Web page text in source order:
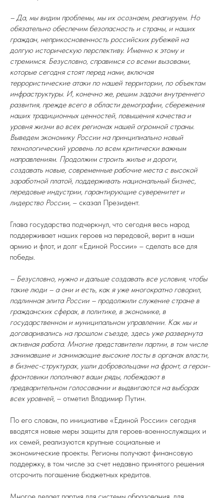
– Да, мы видим проблемы, мы их осознаем, реагируем. Но
обязательно обеспечим безопасность и страны, и наших
граждан, неприкосновенность российских рубежей на
долгую историческую перспективу. Именно к этому и
стремимся. Безусловно, справимся со всеми вызовами,
которые сегодня стоят перед нами, включая
террористические атаки по нашей территории, по объектам
инфраструктуры. И, конечно же, решим задачи внутреннего
развития, прежде всего в области демографии, сбережения
наших традиционных ценностей, повышения качества и
уровня жизни во всех регионах нашей огромной страны.
Выведем экономику России на принципиально новый
технологический уровень по всем критически важным
направлениям. Продолжим строить жилье и дороги,
создавать новые, современные рабочие места с высокой
заработной платой, поддерживать национальный бизнес,
передовые индустрии, гарантирующие суверенитет и
лидерство России, – сказал Президент.
Глава государства подчеркнул, что сегодня весь народ
поддерживает наших героев на передовой, верит в наши
армию и флот, и долг «Единой России» – сделать все для
победы.
– Безусловно, нужно и дальше создавать все условия, чтобы
такие люди – а они и есть, как я уже многократно говорил,
подлинная элита России – продолжили служение стране в
гражданских сферах, в политике, в экономике, в
государственном и муниципальном управлении. Как мы и
договаривались на прошлом съезде, здесь уже развернута
активная работа. Многие представители партии, в том числе
занимавшие и занимающие высокие посты в органах власти,
в бизнес-структурах, ушли добровольцами на фронт, а герои-
фронтовики пополняют ваши ряды, побеждают в
предварительном голосовании и выдвигаются на выборах
всех уровней, – отметил Владимир Путин.
По его словам, по инициативе «Единой России» сегодня
вводятся новые меры защиты для героев-военнослужащих и
их семей, реализуются крупные социальные и
экономические проекты. Регионы получают финансовую
поддержку, в том числе за счет недавно принятого решения
отсрочить погашение бюджетных кредитов.